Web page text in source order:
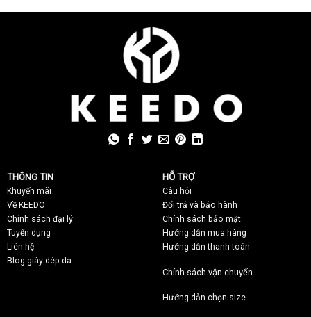
THÔNG TIN
Khuyến mãi
Về KEEDO
Chính sách đại lý
Tuyển dụng
Liên hệ
Blog giày dép da
HỖ TRỢ
Câu hỏi
Đổi trả và bảo hành
Chính sách bảo mật
Hướng dẫn mua hàng
Hướng dẫn thanh toán
Chính sách vận chuyển
Hướng dẫn chọn size